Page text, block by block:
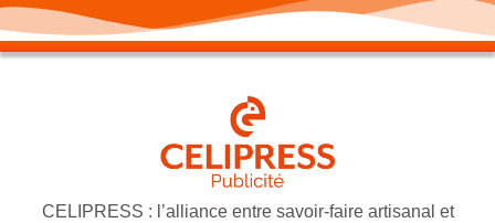
CELIPRESS : l’alliance entre savoir-faire artisanal et